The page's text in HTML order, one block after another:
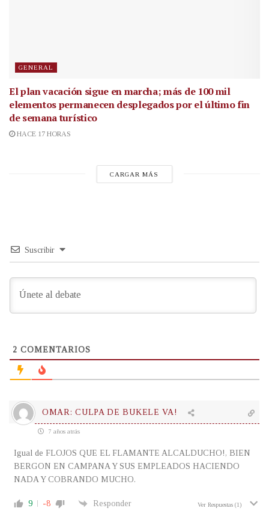
GENERAL
El plan vacación sigue en marcha; más de 100 mil
elementos permanecen desplegados por el último fin
de semana turístico
HACE 17 HORAS
CARGAR MÁS
Suscribir
2 COMENTARIOS
OMAR: CULPA DE BUKELE VA!
7 años atrás
Igual de FLOJOS QUE EL FLAMANTE ALCALDUCHO!, BIEN
BERGON EN CAMPANA Y SUS EMPLEADOS HACIENDO
NADA Y COBRANDO MUCHO.
9 -8 Responder Ver Respuestas (1)